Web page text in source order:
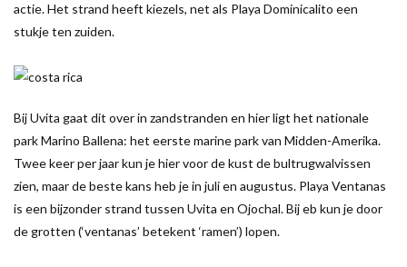
actie. Het strand heeft kiezels, net als Playa Dominicalito een
stukje ten zuiden.
Bij Uvita gaat dit over in zandstranden en hier ligt het nationale
park Marino Ballena: het eerste marine park van Midden-Amerika.
Twee keer per jaar kun je hier voor de kust de bultrugwalvissen
zien, maar de beste kans heb je in juli en augustus. Playa Ventanas
is een bijzonder strand tussen Uvita en Ojochal. Bij eb kun je door
de grotten (‘ventanas’ betekent ‘ramen’) lopen.